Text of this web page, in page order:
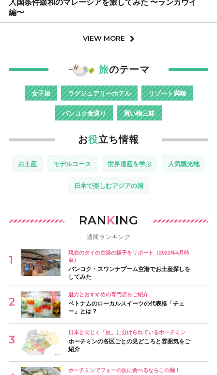
入国条件緩和のマレーシアを旅してみた 〜ランカウイ
編〜
VIEW MORE
旅のテーマ
女子旅 ラグジュアリーホテル リゾート満喫
バンコク食巡り 買い物三昧
お役立ち情報
お土産 モデルコース 世界遺産を学ぶ 人気観光地
日本で楽しむアジアの国
RANKING
週間ランキング
現在のタイの空港の様子をリポート（2022年4月時
点）
バンコク・スワンナプーム空港でお土産探しを
してみた
魅力とおすすめの専門店をご紹介
ベトナムのローカルスイーツの代表格「チェ
ー」とは？
日本と同じく「区」に分けられているホーチミン
ホーチミンの各区ごとの見どころと雰囲気をご
紹介
ホーチミンでフォーの次に食べるならこの麺！